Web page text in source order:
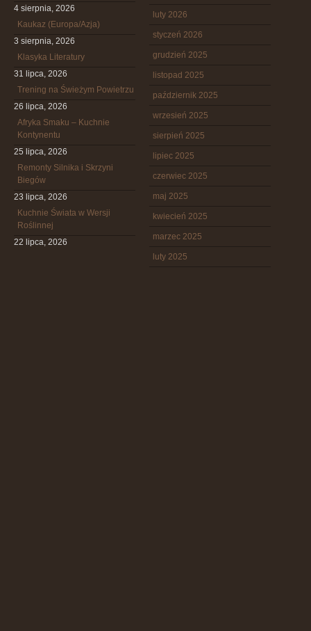
4 sierpnia, 2026
Kaukaz (Europa/Azja)
3 sierpnia, 2026
Klasyka Literatury
31 lipca, 2026
Trening na Świeżym Powietrzu
26 lipca, 2026
Afryka Smaku – Kuchnie
Kontynentu
25 lipca, 2026
Remonty Silnika i Skrzyni
Biegów
23 lipca, 2026
Kuchnie Świata w Wersji
Roślinnej
22 lipca, 2026
luty 2026
styczeń 2026
grudzień 2025
listopad 2025
październik 2025
wrzesień 2025
sierpień 2025
lipiec 2025
czerwiec 2025
maj 2025
kwiecień 2025
marzec 2025
luty 2025